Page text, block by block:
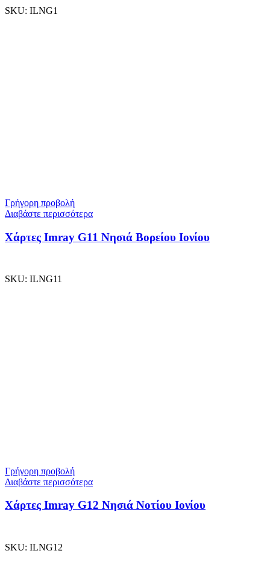
SKU: ILNG1
Γρήγορη προβολή
Διαβάστε περισσότερα
Χάρτες Imray G11 Νησιά Βορείου Ιονίου
SKU: ILNG11
Γρήγορη προβολή
Διαβάστε περισσότερα
Χάρτες Imray G12 Νησιά Νοτίου Ιονίου
SKU: ILNG12